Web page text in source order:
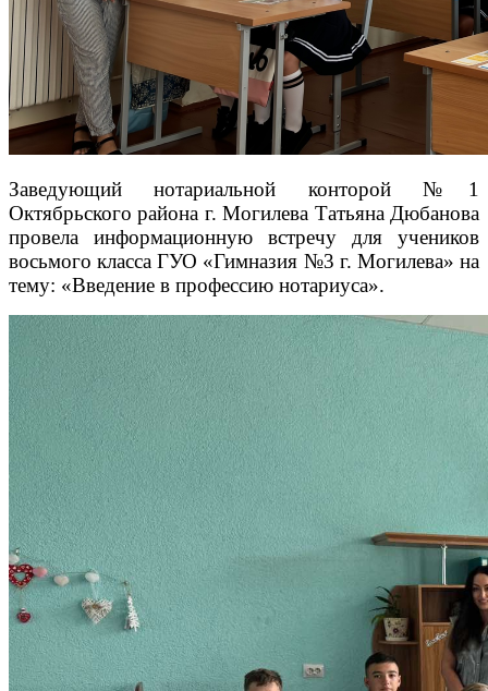
Заведующий нотариальной конторой №1
Октябрьского района г. Могилева Татьяна Дюбанова
провела информационную встречу для учеников
восьмого класса ГУО «Гимназия №3 г. Могилева» на
тему: «Введение в профессию нотариуса».